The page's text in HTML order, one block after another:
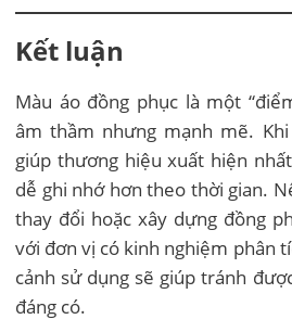
Kết luận
Màu áo đồng phục là một
âm thầm nhưng mạnh mẽ.
giúp thương hiệu xuất hiện
dễ ghi nhớ hơn theo thời gian.
thay đổi hoặc xây dựng đồng
với đơn vị có kinh nghiệm phân
cảnh sử dụng sẽ giúp tránh
đáng có.